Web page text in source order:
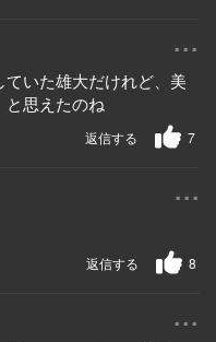
...
いた雄大だけれど、美
と思えたのね
7
返信する
...
8
返信する
...